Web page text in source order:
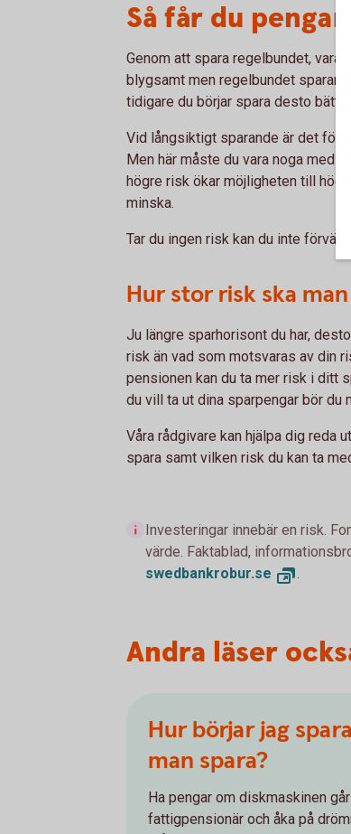
Så får du
Genom att spara regelbundet, vara
blygsamt men regelbundet
tidigare du börjar spara desto bättre.
Vid långsiktigt sparande är det
Men här måste du vara noga med
högre risk ökar möjligheten till
minska.
Tar du ingen risk kan du inte
Hur stor risk ska
Ju längre sparhorisont du har,
risk än vad som motsvaras av din
pensionen kan du ta mer risk i ditt
du vill ta ut dina sparpengar bör du
Våra rådgivare kan hjälpa dig reda
spara samt vilken risk du kan ta
Investeringar innebär en risk.
värde. Faktablad,
swedbankrobur.se
.
Andra läser
Hur börjar jag
man spara?
Ha pengar om diskmaskinen
fattigpensionär och åka på